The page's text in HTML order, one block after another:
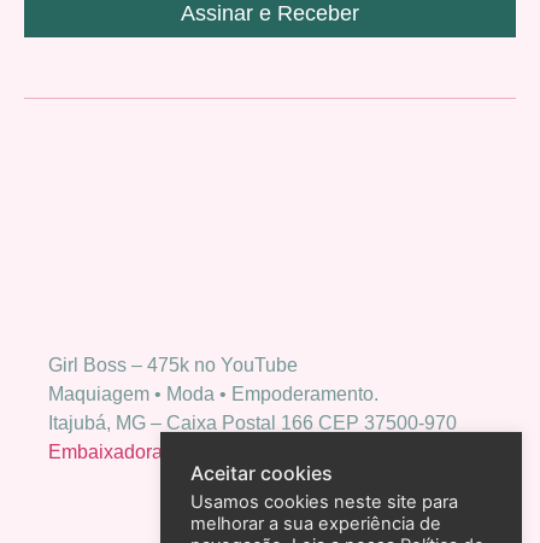
Girl Boss – 475k no YouTube
Maquiagem • Moda • Empoderamento.
Itajubá, MG – Caixa Postal 166 CEP 37500-970
Embaixadora Bio Extratus
Assinar e Receber
Aceitar cookies
Usamos cookies neste site para
melhorar a sua experiência de